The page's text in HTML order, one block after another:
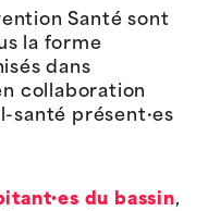
Santé sont
la forme
dans
collaboration
santé présent·es
du bassin,